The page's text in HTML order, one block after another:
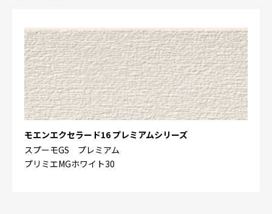
モエンエクセラード16 プレミアムシリーズ
スプーモGS プレミアム
プリミエMGホワイト30